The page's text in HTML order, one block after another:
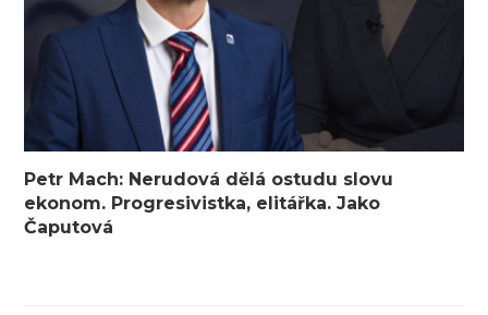
Petr Mach: Nerudová dělá ostudu slovu
ekonom. Progresivistka, elitářka. Jako
Čaputová